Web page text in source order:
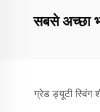
सबसे अच्छा
ग्रेड ड्यूटी स्विंग